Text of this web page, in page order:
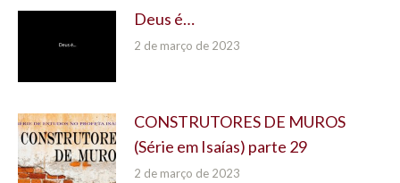
Deus é…
2 de março de 2023
CONSTRUTORES DE MUROS
(Série em Isaías) parte 29
2 de março de 2023